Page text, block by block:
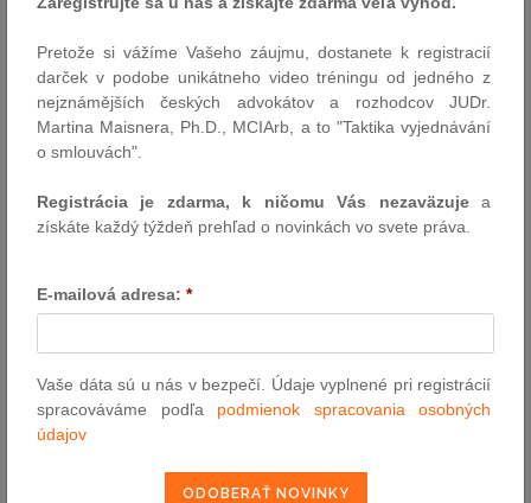
explicitne určuje, čo sa chápe vytvorením nového pracovného
miesta„...čistý nárast v počte zamestnancov priamo
zamestnaných v konkrétnom podniku v porovnaní s priemerom za
posledných 12 mesiacov, pričom celkový čistý nárast pracovných
miest nesmie byť menší ako 10% nových pracovných miest z
doručený ... nesmie však byť menší ako 40 zamestnancov...“
Prijímateľ investičnej pomoci každého druhu bude taktiež musieť
Novelou sa znížila minimálna výška oprávnených nákladov pre
okruh podnikateľov, najmä malých a stredných podnikateľov. Pre
poskytnutie investičnej pomoci sa výška obstarania dlhodobého
hmotného a nehmotného majetku znížila
imaním právnickej alebo fyzickej osoby. V okresoch so zvýšenou
Pretože si vážíme Vašeho záujmu, dostanete k registracií
darček v podobe unikátneho video tréningu od jedného z
nejznámějších českých advokátov a rozhodcov JUDr.
Martina Maisnera, Ph.D., MCIArb, a to "Taktika vyjednávání
o smlouvách".
Registrácia je zdarma, k ničomu Vás nezaväzujea
získáte každý týždeň prehľad o novinkách vo svete práva.
E-mailová adresa: *
Vaše dáta sú u nás v bezpečí. Údaje vyplnené pri registrácií
spracováváme podľa podmienok spracovania osobných
údajov